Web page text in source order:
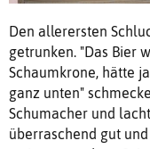
Den allerersten
getrunken. "Das Bier
Schaumkrone, hätte
ganz unten"
Schumacher und
überraschend gut